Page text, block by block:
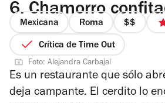
6. Chamorro
Mexicana Roma
precio
4
Crítica de Time Out
Foto: Alejandra Carbajal
Es un restaurante que sólo
deja campante. El cerdito lo